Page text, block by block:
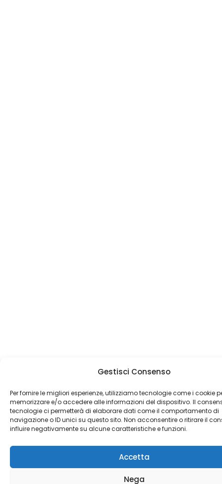
Gestisci Consenso
Per fornire le migliori esperienze, utilizziamo tecnologie come i cookie
memorizzare e/o accedere alle informazioni del dispositivo. Il
tecnologie ci permetterà di elaborare dati come il comportamento di
navigazione o ID unici su questo sito. Non acconsentire o ritirare il
influire negativamente su alcune caratteristiche e funzioni.
Accetta
Nega